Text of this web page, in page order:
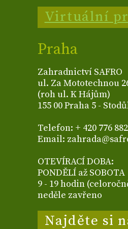
Virtuální
Praha
Zahradnictví SAFRO
ul. Za Mototechnou
(roh ul. K Hájům)
155 00 Praha 5 -
Telefon: + 420 776
Email:
OTEVÍRACÍ DOBA:
PONDĚLÍ až SOBOTA
9 - 19 hodin
neděle zavřeno
Najděte si